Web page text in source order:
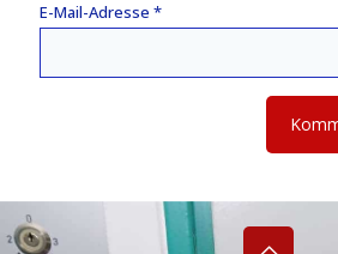
E-Mail-Adresse *